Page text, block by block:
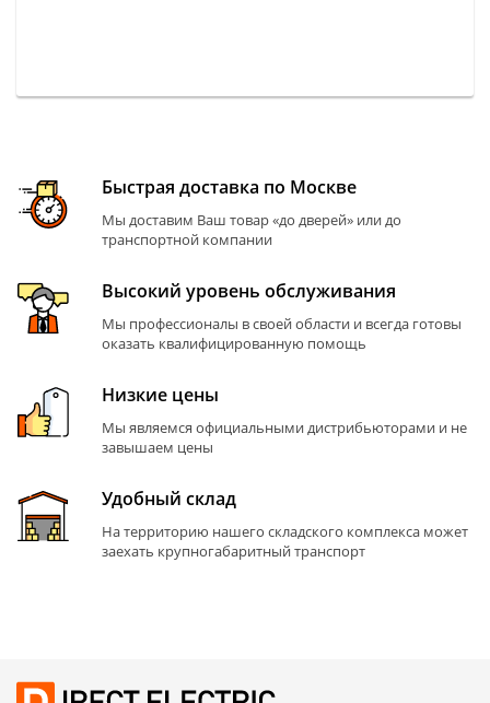
Быстрая доставка по Москве
Мы доставим Ваш товар «до дверей» или до
транспортной компании
Высокий уровень обслуживания
Мы профессионалы в своей области и всегда готовы
оказать квалифицированную помощь
Низкие цены
Мы являемся официальными дистрибьюторами и не
завышаем цены
Удобный склад
На территорию нашего складского комплекса может
заехать крупногабаритный транспорт